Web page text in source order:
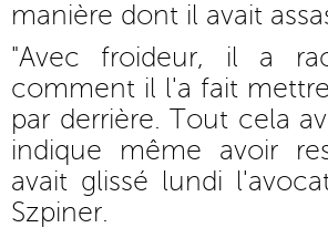
manière dont il avait
"Avec froideur, il a
comment il l'a fait
par derrière. Tout cela
indique même avoir
avait glissé lundi
Szpiner.